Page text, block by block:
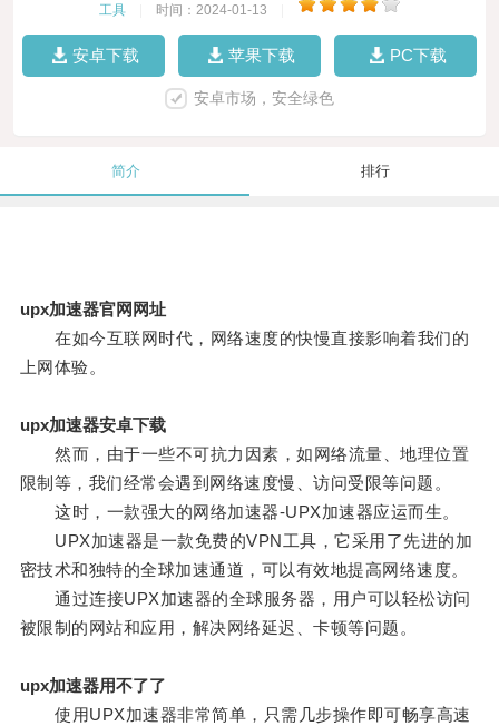
工具 时间：2024-01-13
安卓下载 苹果下载 PC下载
安卓市场，安全绿色
简介 排行
upx加速器官网网址
在如今互联网时代，网络速度的快慢直接影响着我们的
上网体验。
upx加速器安卓下载
然而，由于一些不可抗力因素，如网络流量、地理位置
限制等，我们经常会遇到网络速度慢、访问受限等问题。
这时，一款强大的网络加速器-UPX加速器应运而生。
UPX加速器是一款免费的VPN工具，它采用了先进的加
密技术和独特的全球加速通道，可以有效地提高网络速度。
通过连接UPX加速器的全球服务器，用户可以轻松访问
被限制的网站和应用，解决网络延迟、卡顿等问题。
upx加速器用不了了
使用UPX加速器非常简单，只需几步操作即可畅享高速